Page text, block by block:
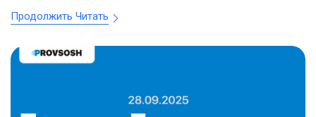
Продолжить Читать